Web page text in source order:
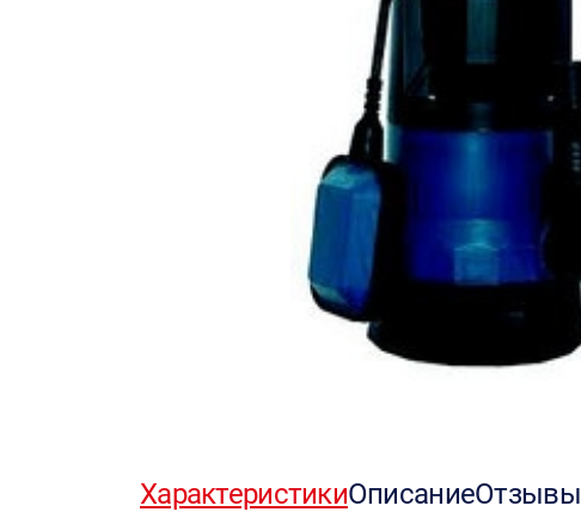
ХарактеристикиОписаниеОтзывы